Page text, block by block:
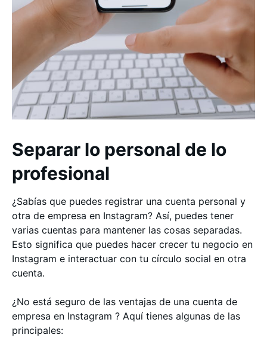
Separar lo personal de lo
profesional
¿Sabías que puedes registrar una cuenta personal y
otra de empresa en Instagram? Así, puedes tener
varias cuentas para mantener las cosas separadas.
Esto significa que puedes hacer crecer tu negocio en
Instagram e interactuar con tu círculo social en otra
cuenta.
¿No está seguro de las ventajas de una cuenta de
empresa en Instagram ? Aquí tienes algunas de las
principales: